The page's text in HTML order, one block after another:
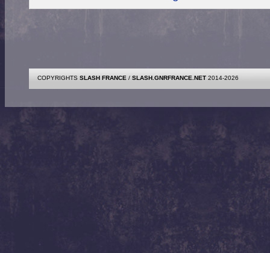
COPYRIGHTS SLASH FRANCE / SLASH.GNRFRANCE.NET 2014-2026